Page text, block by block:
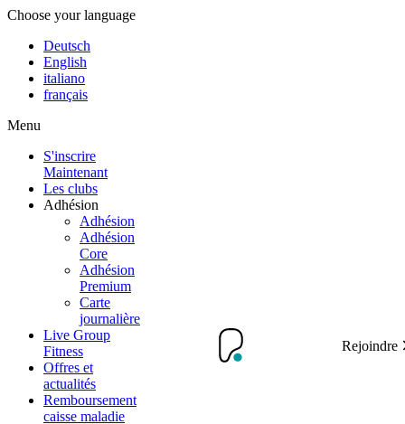
Choose your language
Deutsch
English
italiano
français
Menu
S'inscrire
Maintenant
Les clubs
Adhésion
Adhésion
Adhésion
Core
Adhésion
Premium
Carte
journalière
Live Group
Fitness
Offres et
actualités
Remboursement
caisse maladie
Rejoindre